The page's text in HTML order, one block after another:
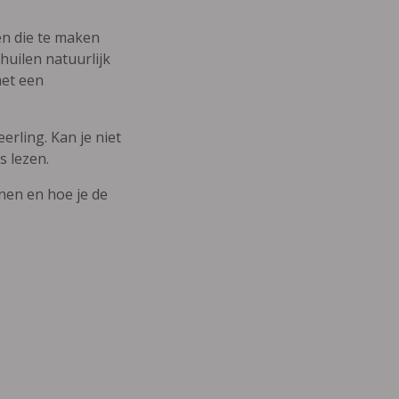
die te maken
natuurlijk
een
Kan je niet
lezen.
en hoe je de